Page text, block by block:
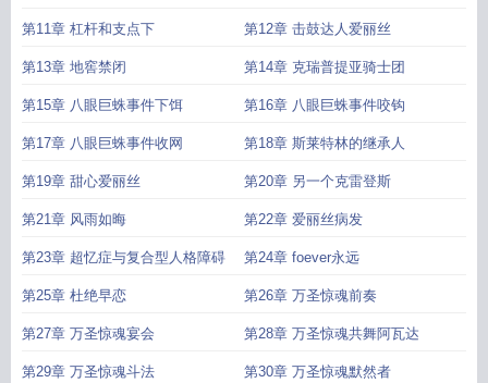
第11章 杠杆和支点下 第12章 击鼓达人爱丽丝
第13章 地窖禁闭 第14章 克瑞普提亚骑士团
第15章 八眼巨蛛事件下饵 第16章 八眼巨蛛事件咬钩
第17章 八眼巨蛛事件收网 第18章 斯莱特林的继承人
第19章 甜心爱丽丝 第20章 另一个克雷登斯
第21章 风雨如晦 第22章 爱丽丝病发
第23章 超忆症与复合型人格障碍 第24章 foever永远
第25章 杜绝早恋 第26章 万圣惊魂前奏
第27章 万圣惊魂宴会 第28章 万圣惊魂共舞阿瓦达
第29章 万圣惊魂斗法 第30章 万圣惊魂默然者